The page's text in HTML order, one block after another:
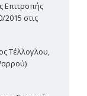
Επιτροπής
2015 στις
Τέλλογλου,